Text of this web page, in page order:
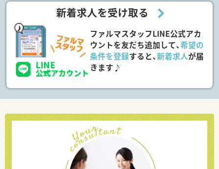
新着求人を受け取る
ファルマスタッフLINE公式アカ
ウントを友だち追加して、希望の
条件を登録すると、新着求人が届
きます♪